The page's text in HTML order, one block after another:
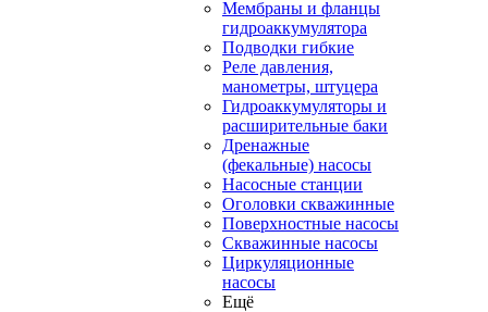
Мембраны и фланцы
гидроаккумулятора
Подводки гибкие
Реле давления,
манометры, штуцера
Гидроаккумуляторы и
расширительные баки
Дренажные
(фекальные) насосы
Насосные станции
Оголовки скважинные
Поверхностные насосы
Скважинные насосы
Циркуляционные
насосы
Ещё